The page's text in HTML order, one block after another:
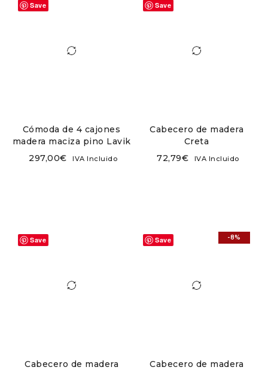
Save
Cómoda de 4 cajones
madera maciza pino Lavik
297,00€ IVA Incluido
Save
Cabecero de madera
Creta
72,79€ IVA Incluido
Save
Cabecero de madera
Save -8%
Cabecero de madera